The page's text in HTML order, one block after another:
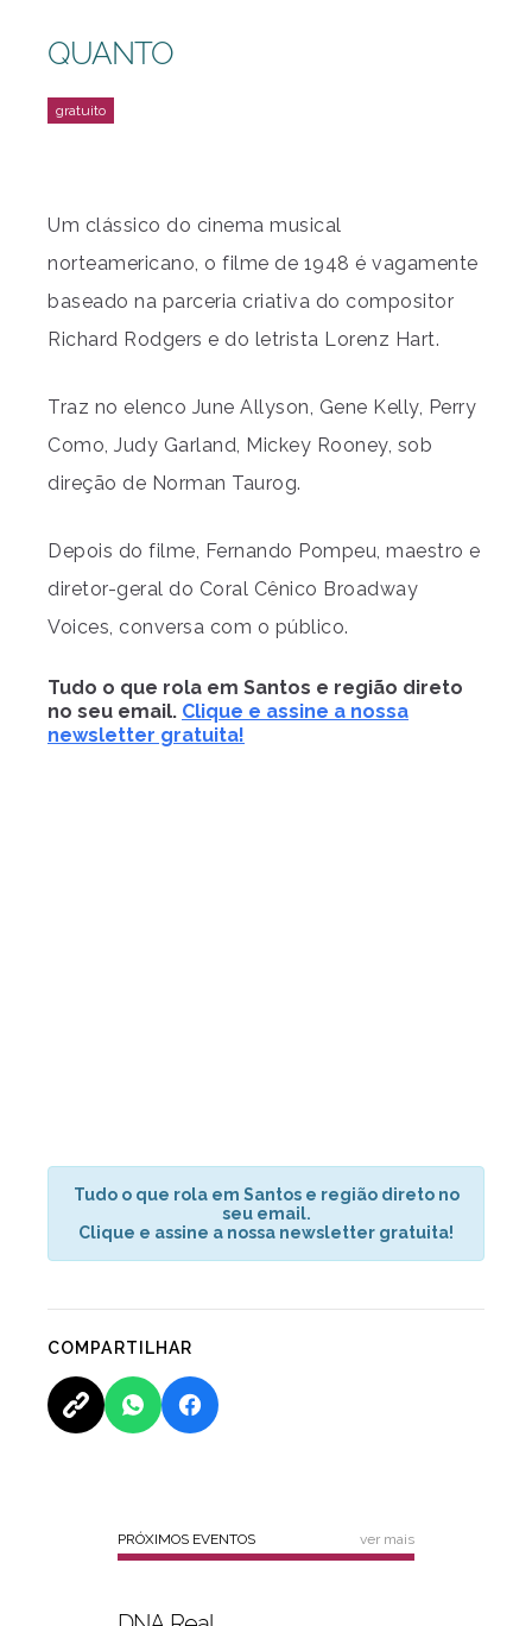
QUANTO
Um clássico do cinema musical
norteamericano, o filme de 1948 é vagamente
baseado na parceria criativa do compositor
Richard Rodgers e do letrista Lorenz Hart.
Traz no elenco June Allyson, Gene Kelly, Perry
Como, Judy Garland, Mickey Rooney, sob
direção de Norman Taurog.
Depois do filme, Fernando Pompeu, maestro e
diretor-geral do Coral Cênico Broadway
Voices, conversa com o público.
Tudo o que rola em Santos e região direto
no seu email. Clique e assine a nossa
newsletter gratuita!
Tudo o que rola em Santos e região direto no
seu email.
Clique e assine a nossa newsletter gratuita!
COMPARTILHAR
PRÓXIMOS EVENTOS ver mais